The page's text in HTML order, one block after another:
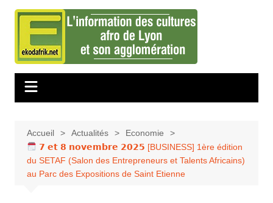
Aller
contenu
Accueil Actualités
Economie
𝟳 𝗲𝘁 𝟴 𝗻𝗼𝘃𝗲𝗺𝗯𝗿𝗲 𝟮𝟬𝟮𝟱 [BUSINESS] 1ère édition
du SETAF (Salon des Entrepreneurs et Talents Africains)
au Parc des Expositions de Saint Etienne